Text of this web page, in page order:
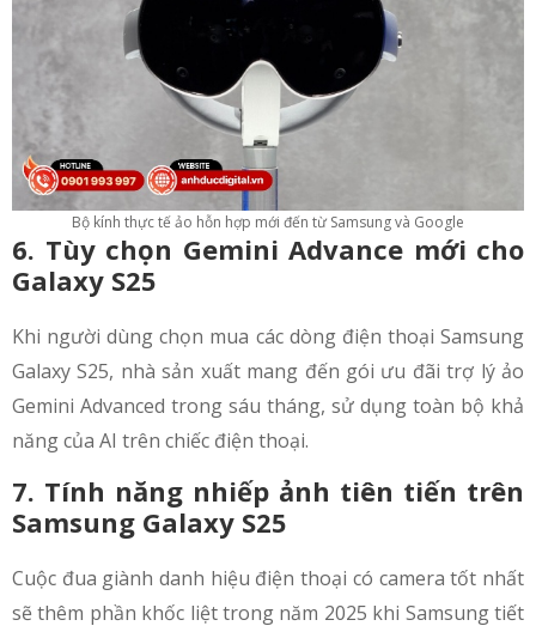
Bộ kính thực tế ảo hỗn hợp mới đến từ Samsung và Google
6. Tùy chọn Gemini Advance mới cho
Galaxy S25
Khi người dùng chọn mua các dòng điện thoại Samsung
Galaxy S25, nhà sản xuất mang đến gói ưu đãi trợ lý ảo
Gemini Advanced trong sáu tháng, sử dụng toàn bộ khả
năng của AI trên chiếc điện thoại.
7. Tính năng nhiếp ảnh tiên tiến trên
Samsung Galaxy S25
Cuộc đua giành danh hiệu điện thoại có camera tốt nhất
sẽ thêm phần khốc liệt trong năm 2025 khi Samsung tiết